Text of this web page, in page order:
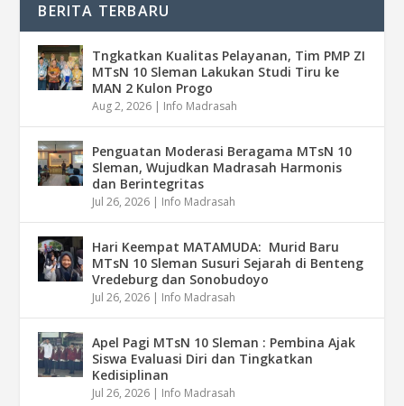
BERITA TERBARU
Tngkatkan Kualitas Pelayanan, Tim PMP ZI
MTsN 10 Sleman Lakukan Studi Tiru ke
MAN 2 Kulon Progo
Aug 2, 2026 | Info Madrasah
Penguatan Moderasi Beragama MTsN 10
Sleman, Wujudkan Madrasah Harmonis
dan Berintegritas
Jul 26, 2026 | Info Madrasah
Hari Keempat MATAMUDA: Murid Baru
MTsN 10 Sleman Susuri Sejarah di Benteng
Vredeburg dan Sonobudoyo
Jul 26, 2026 | Info Madrasah
Apel Pagi MTsN 10 Sleman : Pembina Ajak
Siswa Evaluasi Diri dan Tingkatkan
Kedisiplinan
Jul 26, 2026 | Info Madrasah